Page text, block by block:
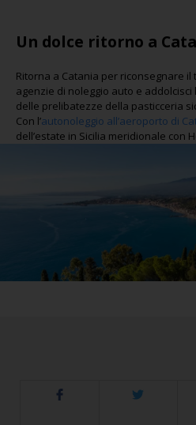
Un dolce ritorno a
Ritorna a Catania per riconsegnare
agenzie di noleggio auto e
delle prelibatezze della pasticceria
Con l’autonoleggio all’aeroporto di
dell’estate in Sicilia meridionale con